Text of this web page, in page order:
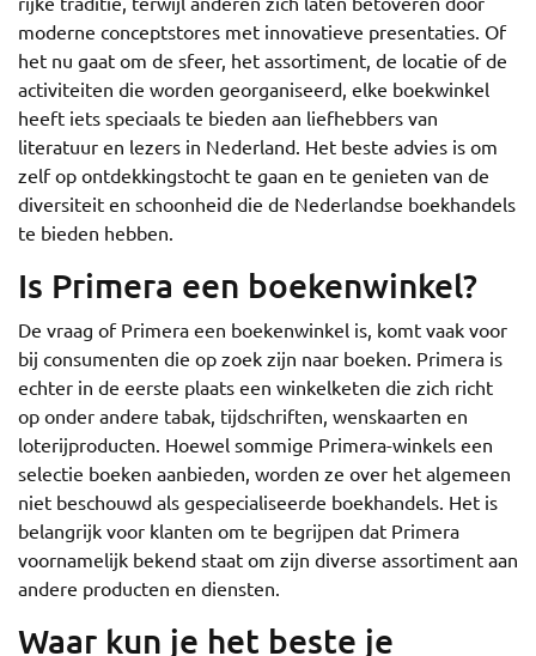
moderne conceptstores met innovatieve presentaties. Of
het nu gaat om de sfeer, het assortiment, de locatie of de
activiteiten die worden georganiseerd, elke boekwinkel
heeft iets speciaals te bieden aan liefhebbers van
literatuur en lezers in Nederland. Het beste advies is om
zelf op ontdekkingstocht te gaan en te genieten van de
diversiteit en schoonheid die de Nederlandse boekhandels
te bieden hebben.
Is Primera een boekenwinkel?
De vraag of Primera een boekenwinkel is, komt vaak voor
bij consumenten die op zoek zijn naar boeken. Primera is
echter in de eerste plaats een winkelketen die zich richt
op onder andere tabak, tijdschriften, wenskaarten en
loterijproducten. Hoewel sommige Primera-winkels een
selectie boeken aanbieden, worden ze over het algemeen
niet beschouwd als gespecialiseerde boekhandels. Het is
belangrijk voor klanten om te begrijpen dat Primera
voornamelijk bekend staat om zijn diverse assortiment aan
andere producten en diensten.
Waar kun je het beste je